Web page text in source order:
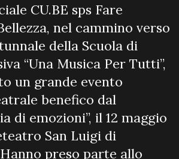
CU.BE sps Fare
nel cammino verso
della Scuola di
“Una Musica Per Tutti”,
un grande evento
benefico dal
di emozioni”, il 12 maggio
San Luigi di
preso parte allo